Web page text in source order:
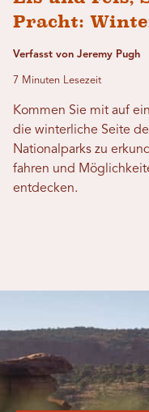
Pracht:
Verfasst von Jeremy Pugh
7 Minuten Lesezeit
Kommen Sie mit auf
die winterliche Seite
Nationalparks zu
fahren und
entdecken.